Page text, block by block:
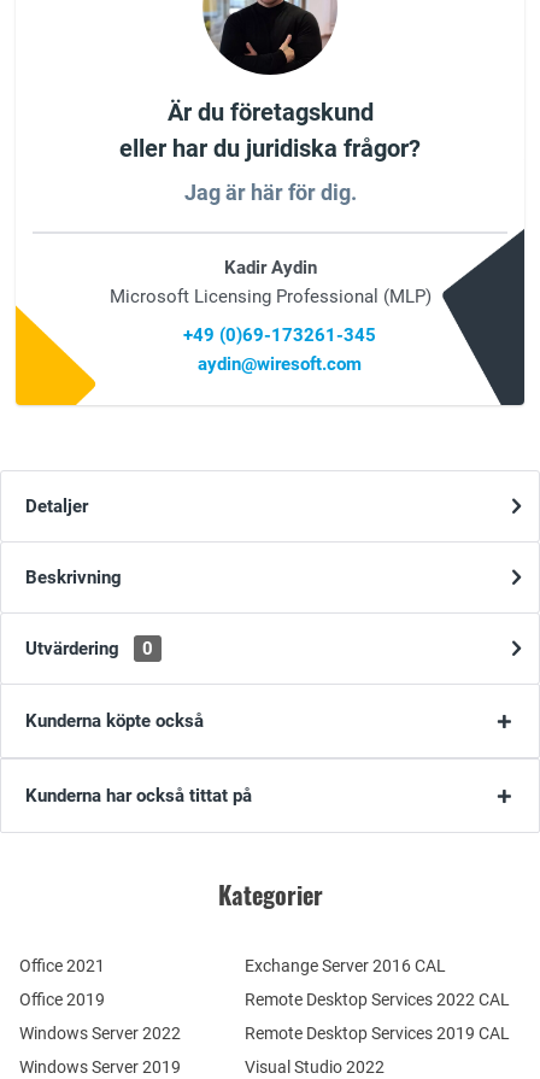
Är du företagskund
eller har du juridiska frågor?
Jag är här för dig.
Kadir Aydin
Microsoft Licensing Professional (MLP)
+49 (0)69-173261-345
aydin@wiresoft.com
Detaljer
Beskrivning
Utvärdering 0
Kunderna köpte också
Kunderna har också tittat på
Kategorier
Office 2021
Office 2019
Windows Server 2022
Windows Server 2019
Remote Desktop Services 2022 CAL
Remote Desktop Services 2019 CAL
Exchange Server 2016 CAL
Visual Studio 2022